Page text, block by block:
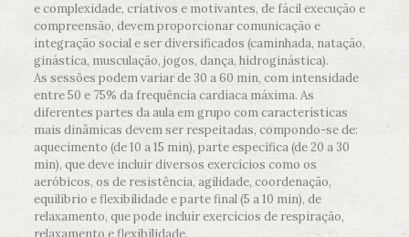
e complexidade, criativos e motivantes, de fácil execução e
compreensão, devem proporcionar comunicação e
integração social e ser diversificados (caminhada, natação,
ginástica, musculação, jogos, dança, hidroginástica).
As sessões podem variar de 30 a 60 min, com intensidade
entre 50 e 75% da frequência cardíaca máxima. As
diferentes partes da aula em grupo com características
mais dinâmicas devem ser respeitadas, compondo-se de:
aquecimento (de 10 a 15 min), parte específica (de 20 a 30
min), que deve incluir diversos exercícios como os
aeróbicos, os de resistência, agilidade, coordenação,
equilíbrio e flexibilidade e parte final (5 a 10 min), de
relaxamento, que pode incluir exercícios de respiração,
relaxamento e flexibilidade.